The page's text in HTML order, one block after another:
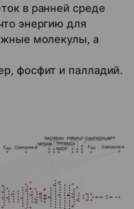
в ранней среде
энергию для
молекулы, а
фосфит и палладий.